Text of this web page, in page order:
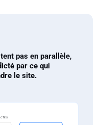
pas en parallèle,
par ce qui
le site.